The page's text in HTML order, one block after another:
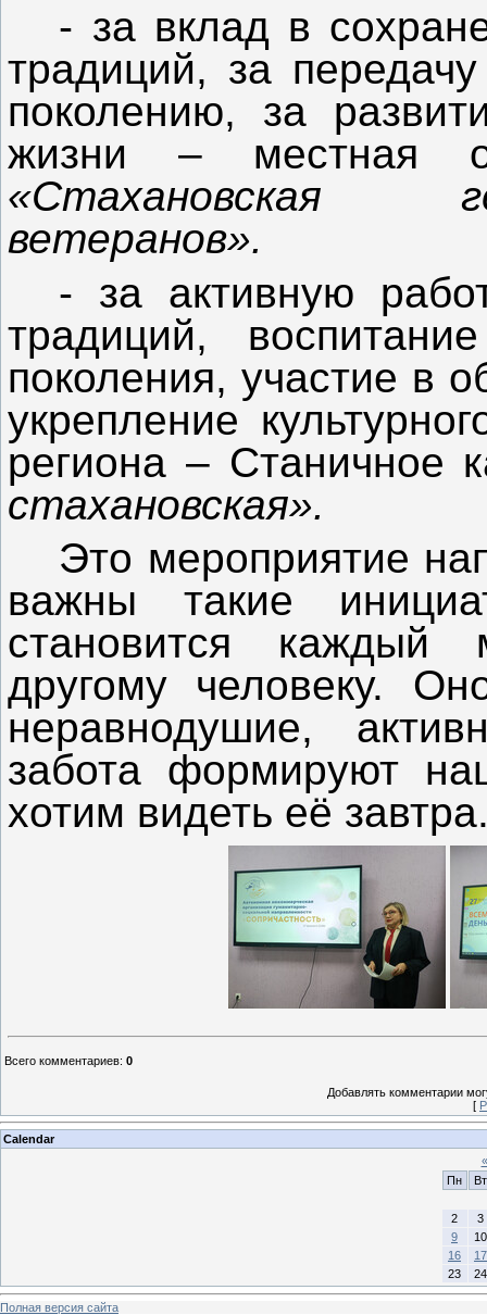
- за вклад в
традиций, за
поколению, за
жизни – местная
«Стахановская
ветеранов».
- за активную
традиций,
поколения, участие в
укрепление
региона – Станичное
стахановская».
Это мероприятие
важны такие
становится каждый
другому человеку.
неравнодушие,
забота формируют
хотим видеть её
Всего комментариев: 0
Добавлять комментарии
[
Calendar
«
Пн
Вт
2
3
9
10
16
17
23
24
Полная версия сайта